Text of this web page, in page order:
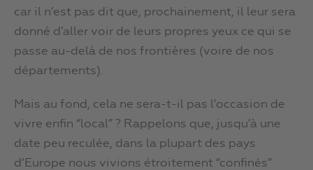
car il n’est pas dit que, prochainement, il leur sera
donné d’aller voir de leurs propres yeux ce qui se
passe au-delà de nos frontières (voire de nos
départements).
Mais au fond, cela ne sera-t-il pas l’occasion de
vivre enfin “local” ? Rappelons que, jusqu’à une
date peu reculée, dans la plupart des pays
d’Europe nous vivions étroitement “confinés”